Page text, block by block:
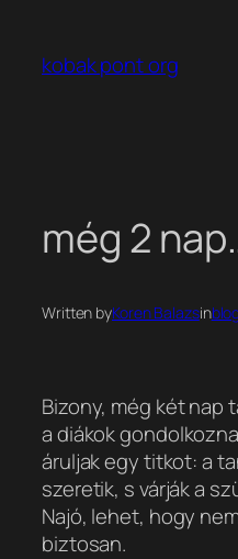
tartalomhoz
kobak pont org
még 2
Written byKoren Balazsin
Bizony, még két nap
a diákok
áruljak egy titkot:a
szeretik, s várják a
Najó, lehet, hogy
biztosan.